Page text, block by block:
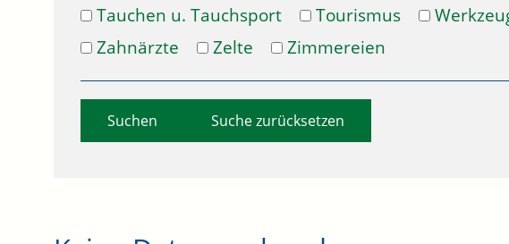
Tauchen u. Tauchsport
Tourismus
Zahnärzte
Zelte Zimmereien
Suche zurücksetzen